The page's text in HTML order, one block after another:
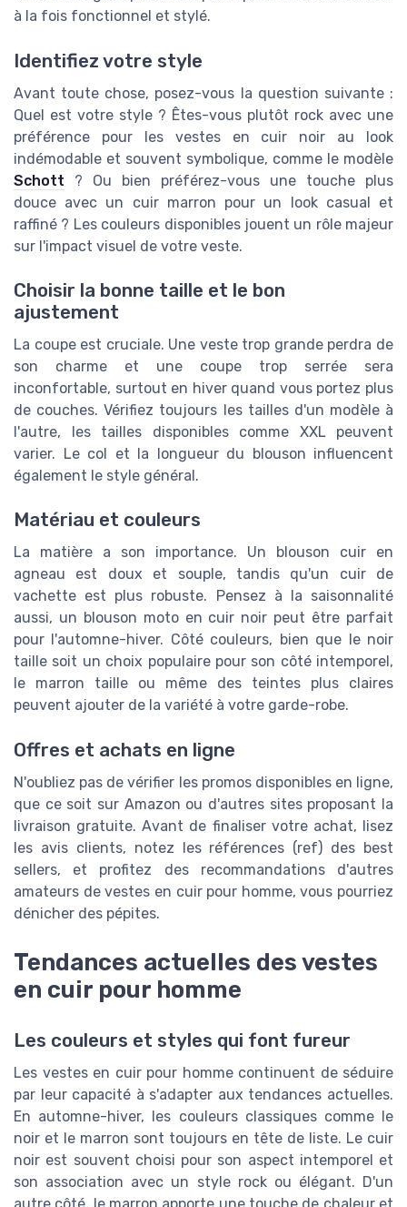
à la fois fonctionnel et stylé.
Identifiez votre style
Avant toute chose, posez-vous la question suivante :
Quel est votre style ? Êtes-vous plutôt rock avec une
préférence pour les vestes en cuir noir au look
indémodable et souvent symbolique, comme le modèle
Schott ? Ou bien préférez-vous une touche plus
douce avec un cuir marron pour un look casual et
raffiné ? Les couleurs disponibles jouent un rôle majeur
sur l'impact visuel de votre veste.
Choisir la bonne taille et le bon
ajustement
La coupe est cruciale. Une veste trop grande perdra de
son charme et une coupe trop serrée sera
inconfortable, surtout en hiver quand vous portez plus
de couches. Vérifiez toujours les tailles d'un modèle à
l'autre, les tailles disponibles comme XXL peuvent
varier. Le col et la longueur du blouson influencent
également le style général.
Matériau et couleurs
La matière a son importance. Un blouson cuir en
agneau est doux et souple, tandis qu'un cuir de
vachette est plus robuste. Pensez à la saisonnalité
aussi, un blouson moto en cuir noir peut être parfait
pour l'automne-hiver. Côté couleurs, bien que le noir
taille soit un choix populaire pour son côté intemporel,
le marron taille ou même des teintes plus claires
peuvent ajouter de la variété à votre garde-robe.
Offres et achats en ligne
N'oubliez pas de vérifier les promos disponibles en ligne,
que ce soit sur Amazon ou d'autres sites proposant la
livraison gratuite. Avant de finaliser votre achat, lisez
les avis clients, notez les références (ref) des best
sellers, et profitez des recommandations d'autres
amateurs de vestes en cuir pour homme, vous pourriez
dénicher des pépites.
Tendances actuelles des vestes
en cuir pour homme
Les couleurs et styles qui font fureur
Les vestes en cuir pour homme continuent de séduire
par leur capacité à s'adapter aux tendances actuelles.
En automne-hiver, les couleurs classiques comme le
noir et le marron sont toujours en tête de liste. Le cuir
noir est souvent choisi pour son aspect intemporel et
son association avec un style rock ou élégant. D'un